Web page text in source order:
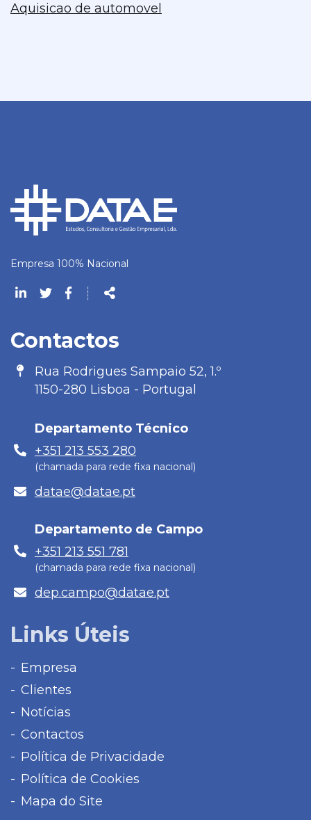
Aquisicao de automovel
Empresa 100% Nacional
Siga-
┊
na
Rede
Contactos
Morada
Rua Rodrigues Sampaio 52, 1.º
1150-280 Lisboa - Portugal
Departamento Técnico
Telefone
+351 213 553 280
(chamada para rede fixa nacional)
E-
datae@datae.pt
Departamento de Campo
Telefone
+351 213 551 781
(chamada para rede fixa nacional)
E-
dep.campo@datae.pt
Links Úteis
Empresa
Clientes
Notícias
Contactos
Política de Privacidade
Política de Cookies
Mapa do Site